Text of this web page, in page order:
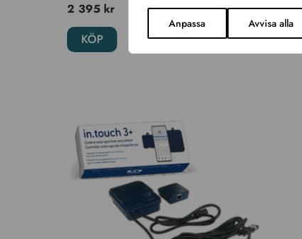
Anpassa Avvisa alla
2 395 kr
KÖP